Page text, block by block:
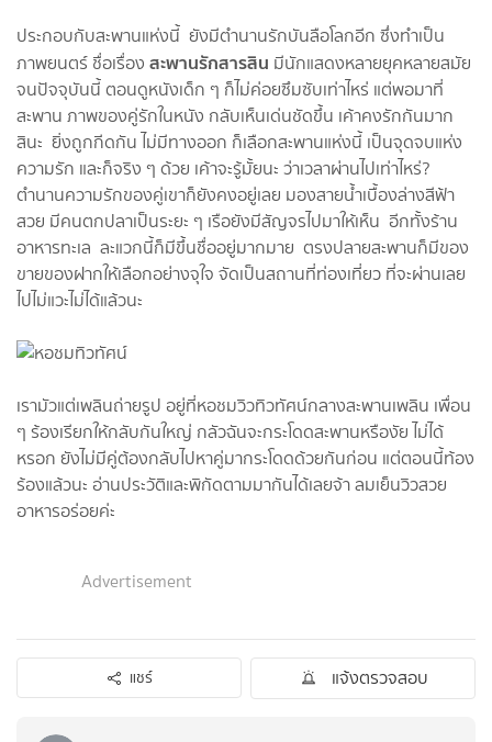
ประกอบกับสะพานแห่งนี้ ยังมีตำนานรักบันลือโลกอีก ซึ่งทำเป็น
ภาพยนตร์ ชื่อเรื่อง สะพานรักสารสิน มีนักแสดงหลายยุคหลายสมัย
จนปัจจุบันนี้ ตอนดูหนังเด็ก ๆ ก็ไม่ค่อยซึมซับเท่าไหร่ แต่พอมาที่
สะพาน ภาพของคู่รักในหนัง กลับเห็นเด่นชัดขึ้น เค้าคงรักกันมาก
สินะ ยิ่งถูกกีดกัน ไม่มีทางออก ก็เลือกสะพานแห่งนี้ เป็นจุดจบแห่ง
ความรัก และก็จริง ๆ ด้วย เค้าจะรู้มั้ยนะ ว่าเวลาผ่านไปเท่าไหร่?
ตำนานความรักของคู่เขาก็ยังคงอยู่เลย มองสายน้ำเบื้องล่างสีฟ้า
สวย มีคนตกปลาเป็นระยะ ๆ เรือยังมีสัญจรไปมาให้เห็น อีกทั้งร้าน
อาหารทะเล ละแวกนี้ก็มีขึ้นชื่ออยู่มากมาย ตรงปลายสะพานก็มีของ
ขายของฝากให้เลือกอย่างจุใจ จัดเป็นสถานที่ท่องเที่ยว ที่จะผ่านเลย
ไปไม่แวะไม่ได้แล้วนะ
เรามัวแต่เพลินถ่ายรูป อยู่ที่หอชมวิวทิวทัศน์กลางสะพานเพลิน เพื่อน
ๆ ร้องเรียกให้กลับกันใหญ่ กลัวฉันจะกระโดดสะพานหรืองัย ไม่ได้
หรอก ยังไม่มีคู่ต้องกลับไปหาคู่มากระโดดด้วยกันก่อน แต่ตอนนี้ท้อง
ร้องแล้วนะ อ่านประวัติและพิกัดตามมากันได้เลยจ้า ลมเย็นวิวสวย
อาหารอร่อยค่ะ
Advertisement
แชร์ แจ้งตรวจสอบ